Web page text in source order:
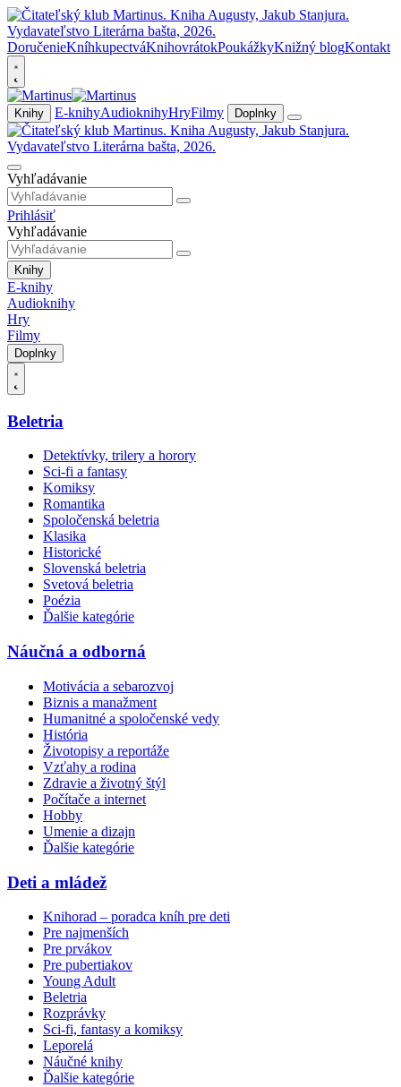
DoručenieKníhkupectváKnihovrátokPoukážkyKnižný blogKontakt
Knihy E-knihyAudioknihyHryFilmy Doplnky
Vyhľadávanie
Prihlásiť
Vyhľadávanie
Knihy
E-knihy
Audioknihy
Hry
Filmy
Doplnky
Beletria
Detektívky, trilery a horory
Sci-fi a fantasy
Komiksy
Romantika
Spoločenská beletria
Klasika
Historické
Slovenská beletria
Svetová beletria
Poézia
Ďalšie kategórie
Náučná a odborná
Motivácia a sebarozvoj
Biznis a manažment
Humanitné a spoločenské vedy
História
Životopisy a reportáže
Vzťahy a rodina
Zdravie a životný štýl
Počítače a internet
Hobby
Umenie a dizajn
Ďalšie kategórie
Deti a mládež
Knihorad – poradca kníh pre deti
Pre najmenších
Pre prvákov
Pre pubertiakov
Young Adult
Beletria
Rozprávky
Sci-fi, fantasy a komiksy
Leporelá
Náučné knihy
Ďalšie kategórie